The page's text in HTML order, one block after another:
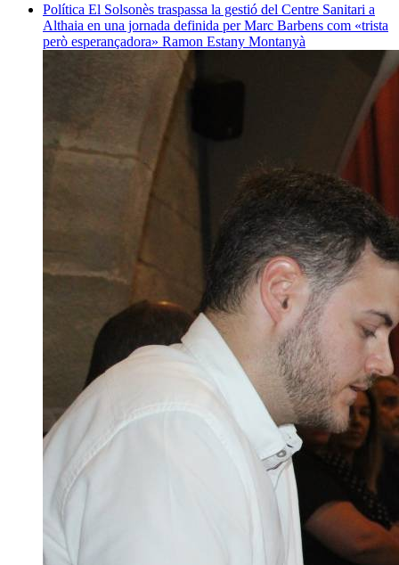
Política El Solsonès traspassa la gestió del Centre Sanitari a
Althaia en una jornada definida per Marc Barbens com «trista
però esperançadora» Ramon Estany Montanyà